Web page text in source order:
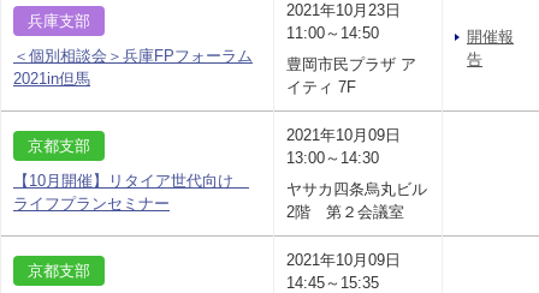
兵庫支部
＜個別相談会＞兵庫FPフォーラム
2021in但馬
2021年10月23日
11:00～14:50
豊岡市民プラザ ア
イティ 7F
開催報
告
京都支部
【10月開催】リタイア世代向け
ライフプランセミナー
2021年10月09日
13:00～14:30
ヤサカ四条烏丸ビル
2階 第２会議室
京都支部
2021年10月09日
14:45～15:35